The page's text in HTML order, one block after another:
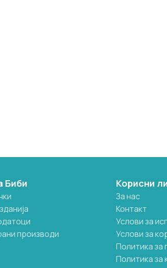
Биби
производи
Корисни
За нас
Контакт
Услови за
Услови за
Политика за
Политика